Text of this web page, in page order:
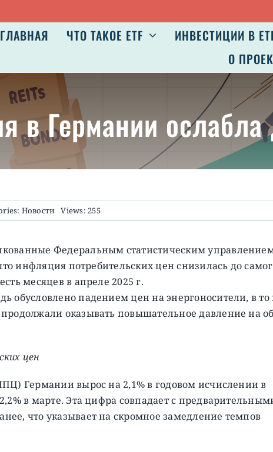
ГЛАВНАЯ ЧТО ТАКОЕ ETF ИНВЕСТИЦИИ В
О
в Германии
Новости Views: 255
Федеральным статистическим
инфляция потребительских цен снизилась до
месяцев в апреле 2025 г.
обусловлено падением цен на энергоносители, в то
оказывать повышательное давление на
цен
Германии вырос на 2,1% в годовом исчислении в
в марте. Эта цифра совпадает с
что указывает на скромное замедление темпов